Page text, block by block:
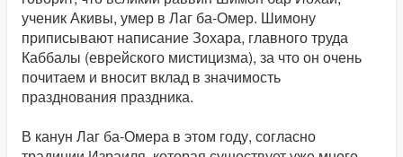
ученик Акивы, умер в Лаг ба-Омер. Шимону
приписывают написание Зохара, главного труда
Каббалы (еврейского мистицизма), за что он очень
почитаем и вносит вклад в значимость
празднования праздника.
В канун Лаг ба-Омера в этом году, согласно